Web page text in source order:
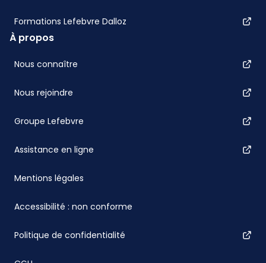
Formations Lefebvre Dalloz
À propos
Nous connaître
Nous rejoindre
Groupe Lefebvre
Assistance en ligne
Mentions légales
Accessibilité : non conforme
Politique de confidentialité